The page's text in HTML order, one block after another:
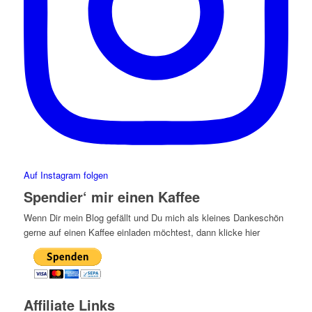
Auf Instagram folgen
Spendier‘ mir einen Kaffee
Wenn Dir mein Blog gefällt und Du mich als kleines Dankeschön
gerne auf einen Kaffee einladen möchtest, dann klicke hier
Affiliate Links